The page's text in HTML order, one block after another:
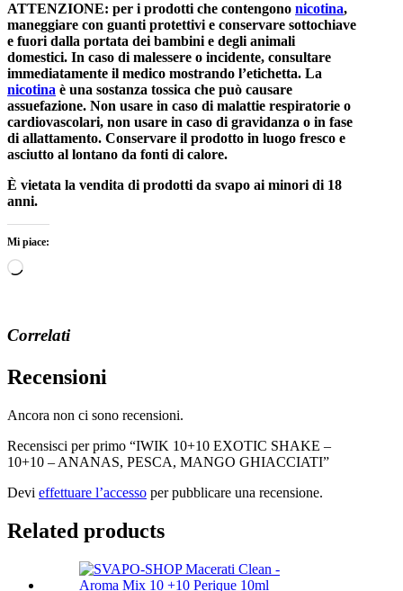
ATTENZIONE: per i prodotti che contengono nicotina,
maneggiare con guanti protettivi e conservare sottochiave
e fuori dalla portata dei bambini e degli animali
domestici. In caso di malessere o incidente, consultare
immediatamente il medico mostrando l’etichetta. La
nicotina è una sostanza tossica che può causare
assuefazione. Non usare in caso di malattie respiratorie o
cardiovascolari, non usare in caso di gravidanza o in fase
di allattamento. Conservare il prodotto in luogo fresco e
asciutto al lontano da fonti di calore.
È vietata la vendita di prodotti da svapo ai minori di 18
anni.
Mi piace:
Caricamento
Correlati
Recensioni
Ancora non ci sono recensioni.
Recensisci per primo “IWIK 10+10 EXOTIC SHAKE –
10+10 – ANANAS, PESCA, MANGO GHIACCIATI”
Devi effettuare l’accesso per pubblicare una recensione.
Related products